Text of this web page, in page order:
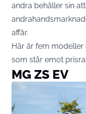
andra behåller sin
affär.
Här är fem
som står emot
MG ZS EV